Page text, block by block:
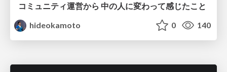
コミュニティ運営から 中の人に変わって感じたこと
hideokamoto
0 140